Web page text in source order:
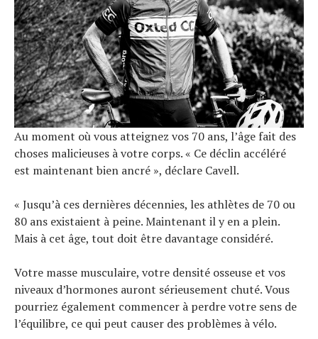
Au moment où vous atteignez vos 70 ans, l’âge fait des
choses malicieuses à votre corps. « Ce déclin accéléré
est maintenant bien ancré », déclare Cavell.
« Jusqu’à ces dernières décennies, les athlètes de 70 ou
80 ans existaient à peine. Maintenant il y en a plein.
Mais à cet âge, tout doit être davantage considéré.
Votre masse musculaire, votre densité osseuse et vos
niveaux d’hormones auront sérieusement chuté. Vous
pourriez également commencer à perdre votre sens de
l’équilibre, ce qui peut causer des problèmes à vélo.